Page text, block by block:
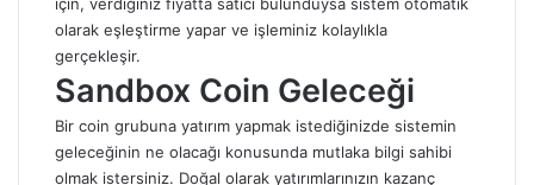
olarak eşleştirme yapar ve işleminiz kolaylıkla
gerçekleşir.
Sandbox Coin Geleceği
Bir coin grubuna yatırım yapmak istediğinizde sistemin
geleceğinin ne olacağı konusunda mutlaka bilgi sahibi
olmak istersiniz. Doğal olarak yatırımlarınızın kazanç